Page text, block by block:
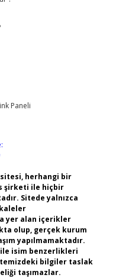
herhangi bir
şirketi ile hiçbir
Sitede yalnızca
yer alan içerikler
olup, gerçek kurum
yapılmamaktadır.
isim benzerlikleri
bilgiler taslak
taşımazlar.